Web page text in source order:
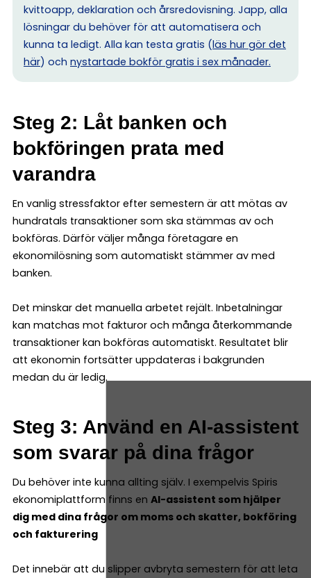
kvittoapp, deklaration och årsredovisning. Japp, alla
lösningar du behöver för att automatisera och
kunna ta ledigt. Alla kan testa gratis (läs hur gör det
här) och nystartade bokför gratis i sex månader.
Steg 2: Låt banken och
bokföringen prata med
varandra
En vanlig stressfaktor efter semestern är att mötas av
hundratals transaktioner som ska stämmas av och
bokföras. Därför väljer många företagare en
ekonomilösning som automatiskt stämmer av med
banken.
Det minskar det manuella arbetet rejält. Inbetalningar
kan matchas mot fakturor och många återkommande
transaktioner kan bokföras automatiskt. Resultatet blir
att ekonomin fortsätter uppdateras i bakgrunden
medan du är ledig.
Steg 3: Använd en AI-assistent
som svarar på dina frågor
Du behöver inte kunna allting själv. I exempelvis Spiris
ekonomiplattform finns en AI-assistent som hjälper
dig med dina frågor om moms och skatter, bokföring
och fakturering
Det innebär att du slipper avbryta semestern för att leta